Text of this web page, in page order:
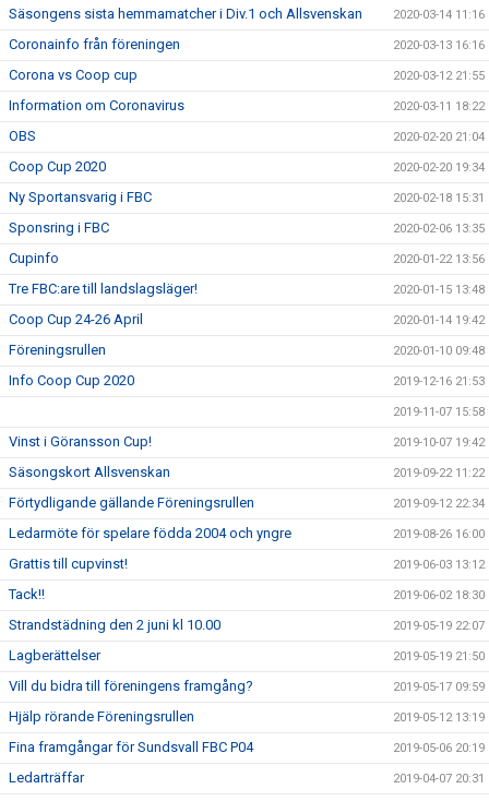
Säsongens sista hemmamatcher i Div.1 och Allsvenskan 2020-03-14 11:16
Coronainfo från föreningen 2020-03-13 16:16
Corona vs Coop cup 2020-03-12 21:55
Information om Coronavirus 2020-03-11 18:22
OBS 2020-02-20 21:04
Coop Cup 2020 2020-02-20 19:34
Ny Sportansvarig i FBC 2020-02-18 15:31
Sponsring i FBC 2020-02-06 13:35
Cupinfo 2020-01-22 13:56
Tre FBC:are till landslagsläger! 2020-01-15 13:48
Coop Cup 24-26 April 2020-01-14 19:42
Föreningsrullen 2020-01-10 09:48
Info Coop Cup 2020 2019-12-16 21:53
2019-11-07 15:58
Vinst i Göransson Cup! 2019-10-07 19:42
Säsongskort Allsvenskan 2019-09-22 11:22
Förtydligande gällande Föreningsrullen 2019-09-12 22:34
Ledarmöte för spelare födda 2004 och yngre 2019-08-26 16:00
Grattis till cupvinst! 2019-06-03 13:12
Tack!! 2019-06-02 18:30
Strandstädning den 2 juni kl 10.00 2019-05-19 22:07
Lagberättelser 2019-05-19 21:50
Vill du bidra till föreningens framgång? 2019-05-17 09:59
Hjälp rörande Föreningsrullen 2019-05-12 13:19
Fina framgångar för Sundsvall FBC P04 2019-05-06 20:19
Ledarträffar 2019-04-07 20:31